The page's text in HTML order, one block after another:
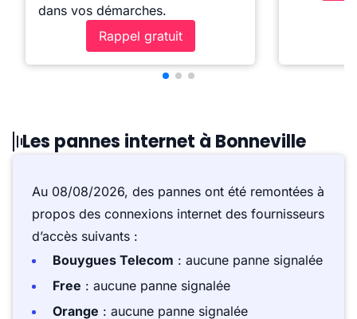
dans vos démarches.
Rappel gratuit
Les pannes internet à Bonneville
Au 08/08/2026, des pannes ont été remontées à
propos des connexions internet des fournisseurs
d’accès suivants :
Bouygues Telecom : aucune panne signalée
Free : aucune panne signalée
Orange : aucune panne signalée